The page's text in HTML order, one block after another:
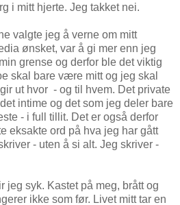
i mitt hjerte. Jeg takket nei.
valgte jeg å verne om mitt
ønsket, var å gi mer enn jeg
grense og derfor ble det viktig
skal bare være mitt og jeg skal
ut hvor - og til hvem. Det private
intime og det som jeg deler bare
- i full tillit. Det er også derfor
eksakte ord på hva jeg har gått
- uten å si alt. Jeg skriver -
jeg syk. Kastet på meg, brått og
ikke som før. Livet mitt tar en